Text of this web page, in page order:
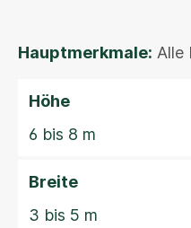
Hauptmerkmale: Alle
Höhe
6 bis 8 m
Breite
3 bis 5 m